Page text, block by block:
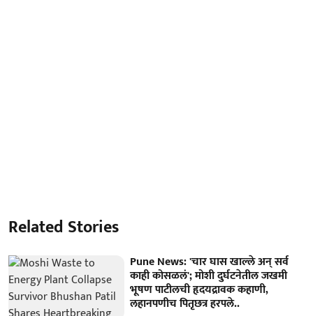
Related Stories
Pune News: 'चार घास खाल्ले अन् सर्व
काही कोसळलं'; मोशी दुर्घटनेतील जखमी
भूषण पाटीलची हृदयद्रावक कहाणी,
लहानपणीच पितृछत्र हरपले..